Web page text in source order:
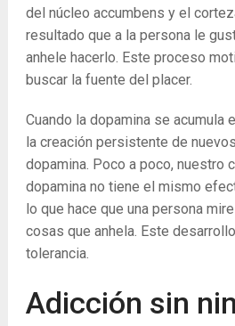
del núcleo accumbens y el
resultado que a la persona le
anhele hacerlo. Este proceso
buscar la fuente del placer.
Cuando la dopamina se acumula
la creación persistente de
dopamina. Poco a poco, nuestro
dopamina no tiene el mismo
lo que hace que una persona
cosas que anhela. Este
tolerancia.
Adicción sin